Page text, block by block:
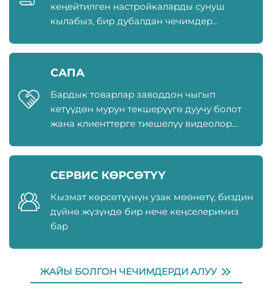
кеңейтилген настройкаларды сунуш
кылабыз, бир дубалдан чечимдер
САПА
Бардык товарлар заводдон чыгып
кетүүдөн мурун текшерүүгө дуучу болот
жана клиенттерге тиешелүү видеолор
СЕРВИС КӨРСӨТҮҮ
Кызмат көрсөтүүнүн узак мөөнөтү, биздин
дүйнө жүзүндө бир нече кеңселеримиз
бар
ЖАЙЫ БОЛГОН ЧЕЧИМДЕРДИ АЛУУ